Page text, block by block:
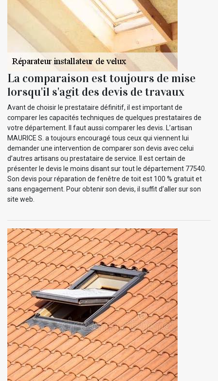
La comparaison est toujours de mise
lorsqu'il s'agit des devis de travaux
Avant de choisir le prestataire définitif, il est important de
comparer les capacités techniques de quelques prestataires de
votre département. Il faut aussi comparer les devis. L’artisan
MAURICE S. a toujours encouragé tous ceux qui viennent lui
demander une intervention de comparer son devis avec celui
d’autres artisans ou prestataire de service. Il est certain de
présenter le devis le moins disant sur tout le département 77540.
Son devis pour réparation de fenêtre de toit est 100 % gratuit et
sans engagement. Pour obtenir son devis, il suffit d’aller sur son
site web.